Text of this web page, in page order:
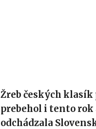
Žreb českých
prebehol i tento
odchádzala